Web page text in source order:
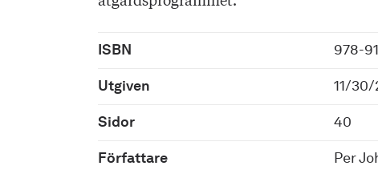
ISBN 978-
Utgiven 11/30/
Sidor 40
Författare Per